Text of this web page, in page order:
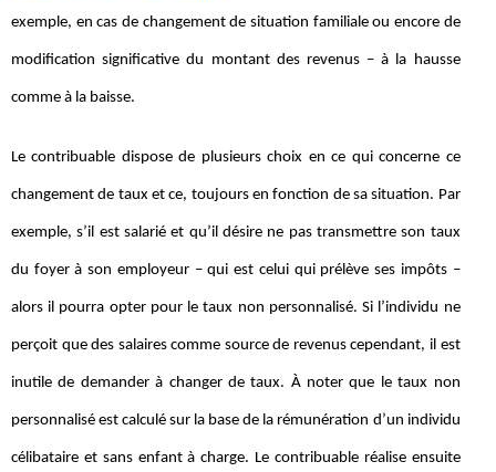
exemple, en cas de changement de situation familiale ou encore de
modification significative du montant des revenus – à la hausse
comme à la baisse.
Le contribuable dispose de plusieurs choix en ce qui concerne ce
changement de taux et ce, toujours en fonction de sa situation. Par
exemple, s’il est salarié et qu’il désire ne pas transmettre son taux
du foyer à son employeur – qui est celui qui prélève ses impôts –
alors il pourra opter pour le taux non personnalisé. Si l’individu ne
perçoit que des salaires comme source de revenus cependant, il est
inutile de demander à changer de taux. À noter que le taux non
personnalisé est calculé sur la base de la rémunération d’un individu
célibataire et sans enfant à charge. Le contribuable réalise ensuite